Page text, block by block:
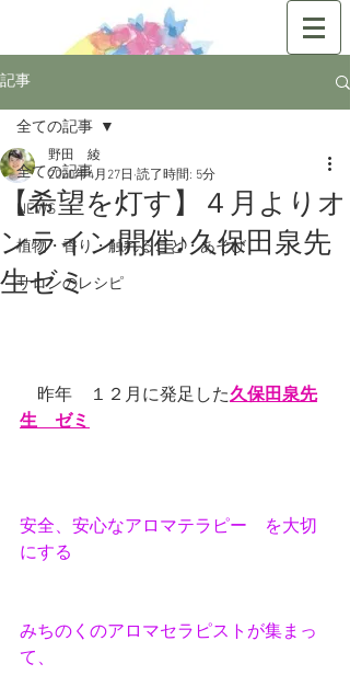
記事
全ての記事
NEWS
植物・香り・触れること・あそび
サロンのレシピ
全ての記事
【希望を灯す】４月よりオ
ンライン開催♪久保田泉先
生ゼミ
野田 綾
2020年4月27日 読了時間: 5分
昨年　１２月に発足した久保田泉先
生　ゼミ
安全、安心なアロマテラピー　を大切
にする
みちのくのアロマセラピストが集まっ
て、